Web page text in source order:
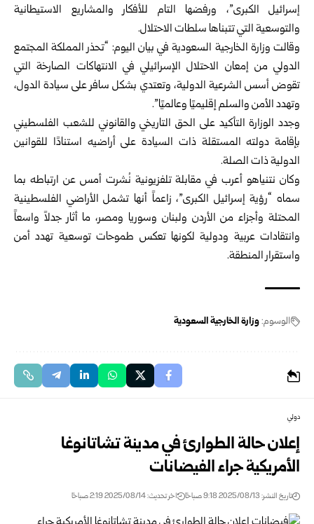
إسرائيل الكبرى”، ورفضها التام للأفكار والمشاريع الاستيطانية
والتوسعية التي تتبناها سلطات الاحتلال.
وقالت وزارة الخارجية السعودية في بيان اليوم: “تحذر المملكة المجتمع
الدولي من إمعان الاحتلال الإسرائيلي في الانتهاكات الصارخة التي
تقوض أسس الشرعية الدولية، وتعتدي بشكل سافر على سيادة الدول،
وتهدد الأمن والسلم إقليميًا وعالميًا”.
وجدد الوزارة التأكيد على الحق التاريخي والقانوني للشعب الفلسطيني
بإقامة دولته المستقلة ذات السيادة على أراضيه استنادًا للقوانين
الدولية ذات الصلة.
وكان نتنياهو أعرب في مقابلة تلفزيونية نُشرت أمس عن ارتباطه بما
سماه “رؤية إسرائيل الكبرى”، زاعماً أنها تشمل الأراضي الفلسطينية
المحتلة وأجزاء من الأردن ولبنان وسوريا ومصر، ما أثار جدلاً واسعاً
وانتقادات عربية ودولية لكونها تعكس طموحات توسعية تهدد أمن
واستقرار المنطقة.
الوسوم:وزارة الخارجية السعودية
دولي
إعلان حالة الطوارئ في مدينة تشاتانوغا
الأمريكية جراء الفيضانات
تاريخ النشر: 2025/08/13 9:18 صباحًا اخر تحديث: 2025/08/14 2:19 صباحًا